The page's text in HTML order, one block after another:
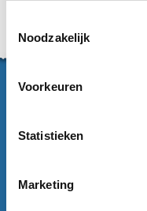
Noodzakelijk
Voorkeuren
Statistieken
Marketing